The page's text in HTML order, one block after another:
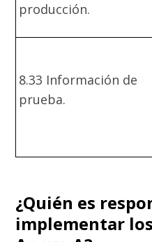
producción.
8.33 Información de
prueba.
¿Quién es
implementar